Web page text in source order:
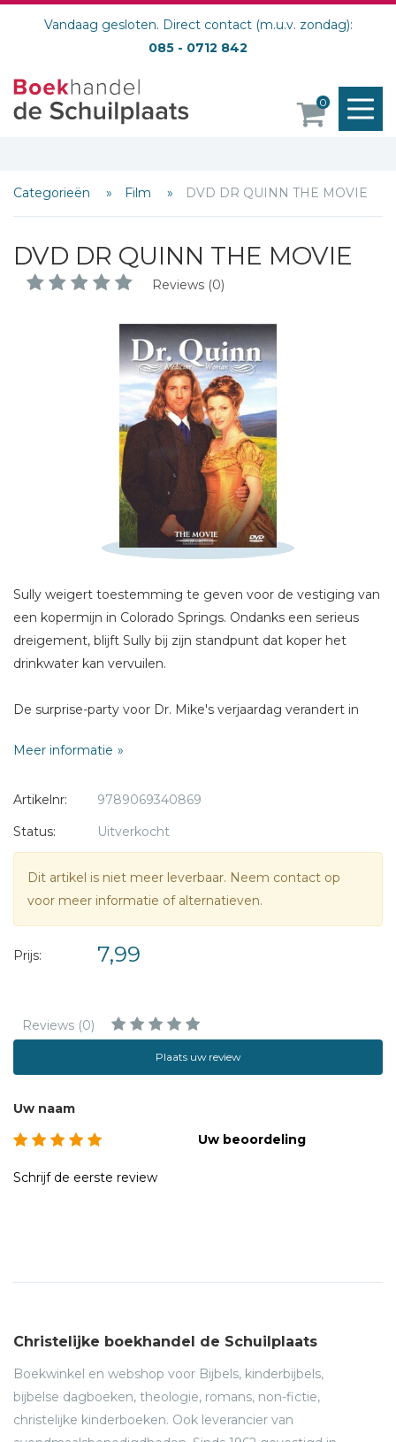
Vandaag gesloten. Direct contact (m.u.v. zondag):
085 - 0712 842
0
Categorieën Film DVD DR QUINN THE MOVIE
DVD DR QUINN THE MOVIE
Reviews (0)
Sully weigert toestemming te geven voor de vestiging van
een kopermijn in Colorado Springs. Ondanks een serieus
dreigement, blijft Sully bij zijn standpunt dat koper het
drinkwater kan vervuilen.
De surprise-party voor Dr. Mike's verjaardag verandert in
verdwenen. Sully vermoedt dat de mijneigenaar zijn
dorpsgenoten begint hij een wanhopige zoektocht.
Meer informatie
Artikelnr:
9789069340869
Status:
Uitverkocht
Dit artikel is niet meer leverbaar. Neem contact op
voor meer informatie of alternatieven.
Prijs: 7,99
Reviews (0)
Plaats uw review
Schrijf hieronder je review!
* = verplicht
Uw naam
Uw beoordeling
Schrijf de eerste review
Christelijke boekhandel de Schuilplaats
Boekwinkel en webshop voor Bijbels, kinderbijbels,
bijbelse dagboeken, theologie, romans, non-fictie,
christelijke kinderboeken. Ook leverancier van